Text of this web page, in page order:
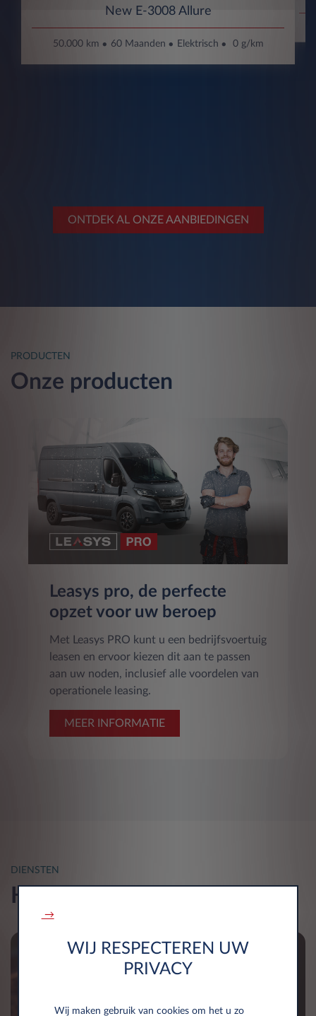
New E-3008 Allure
50.000 km 60 Maanden Elektrisch 0 g/km
ONTDEK AL ONZE AANBIEDINGEN
PRODUCTEN
Onze producten
Leasys pro, de perfecte
opzet voor uw beroep
Met Leasys PRO kunt u een bedrijfsvoertuig
leasen en ervoor kiezen dit aan te passen
aan uw noden, inclusief alle voordelen van
operationele leasing.
MEER INFORMATIE
DIENSTEN
Hoe kunnen we u helpen?
→
WIJ RESPECTEREN UW
PRIVACY
Wij maken gebruik van cookies om het u zo